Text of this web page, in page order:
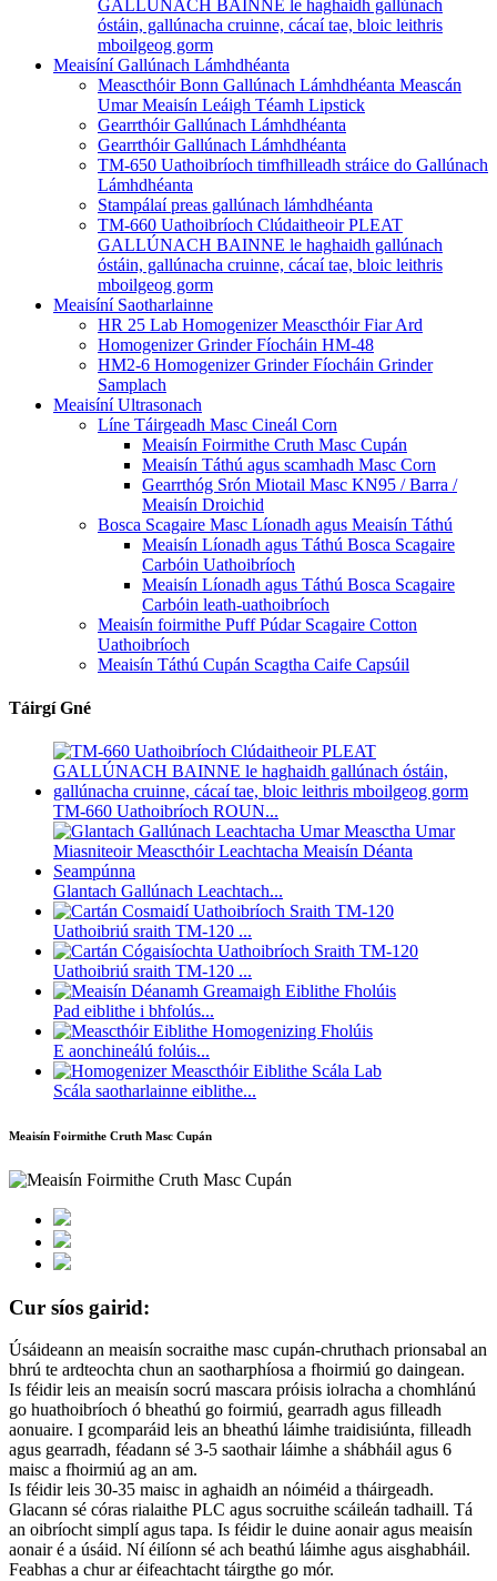
GALLÚNACH BAINNE le haghaidh gallúnach
óstáin, gallúnacha cruinne, cácaí tae, bloic leithris
mboilgeog gorm
Meaisíní Gallúnach Lámhdhéanta
Meascthóir Bonn Gallúnach Lámhdhéanta Meascán
Umar Meaisín Leáigh Téamh Lipstick
Gearrthóir Gallúnach Lámhdhéanta
Gearrthóir Gallúnach Lámhdhéanta
TM-650 Uathoibríoch timfhilleadh stráice do Gallúnach
Lámhdhéanta
Stampálaí preas gallúnach lámhdhéanta
TM-660 Uathoibríoch Clúdaitheoir PLEAT
GALLÚNACH BAINNE le haghaidh gallúnach
óstáin, gallúnacha cruinne, cácaí tae, bloic leithris
mboilgeog gorm
Meaisíní Saotharlainne
HR 25 Lab Homogenizer Meascthóir Fiar Ard
Homogenizer Grinder Fíocháin HM-48
HM2-6 Homogenizer Grinder Fíocháin Grinder
Samplach
Meaisíní Ultrasonach
Líne Táirgeadh Masc Cineál Corn
Meaisín Foirmithe Cruth Masc Cupán
Meaisín Táthú agus scamhadh Masc Corn
Gearrthóg Srón Miotail Masc KN95 / Barra /
Meaisín Droichid
Bosca Scagaire Masc Líonadh agus Meaisín Táthú
Meaisín Líonadh agus Táthú Bosca Scagaire
Carbóin Uathoibríoch
Meaisín Líonadh agus Táthú Bosca Scagaire
Carbóin leath-uathoibríoch
Meaisín foirmithe Puff Púdar Scagaire Cotton
Uathoibríoch
Meaisín Táthú Cupán Scagtha Caife Capsúil
Táirgí Gné
TM-660 Uathoibríoch ROUN...
Glantach Gallúnach Leachtach...
Uathoibriú sraith TM-120 ...
Uathoibriú sraith TM-120 ...
Pad eiblithe i bhfolús...
E aonchineálú folúis...
Scála saotharlainne eiblithe...
Meaisín Foirmithe Cruth Masc Cupán
Cur síos gairid:
Úsáideann an meaisín socraithe masc cupán-chruthach prionsabal an
bhrú te ardteochta chun an saotharphíosa a fhoirmiú go daingean.
Is féidir leis an meaisín socrú mascara próisis iolracha a chomhlánú
go huathoibríoch ó bheathú go foirmiú, gearradh agus filleadh
aonuaire. I gcomparáid leis an bheathú láimhe traidisiúnta, filleadh
agus gearradh, féadann sé 3-5 saothair láimhe a shábháil agus 6
maisc a fhoirmiú ag an am.
Is féidir leis 30-35 maisc in aghaidh an nóiméid a tháirgeadh.
Glacann sé córas rialaithe PLC agus socruithe scáileán tadhaill. Tá
an oibríocht simplí agus tapa. Is féidir le duine aonair agus meaisín
aonair é a úsáid. Ní éilíonn sé ach beathú láimhe agus aisghabháil.
Feabhas a chur ar éifeachtacht táirgthe go mór.